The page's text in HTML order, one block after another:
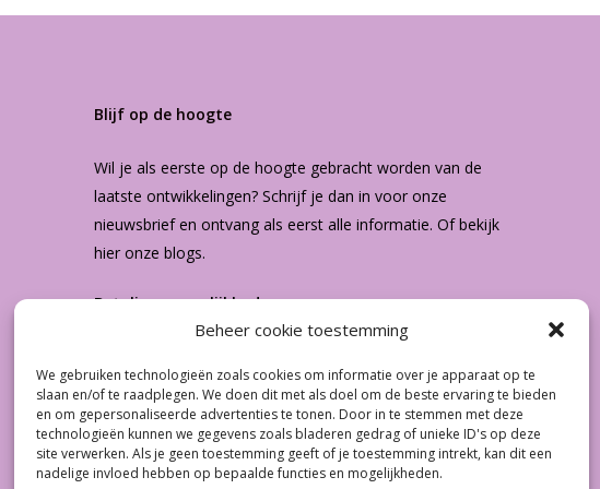
Beheer cookie toestemming
We gebruiken technologieën zoals cookies om informatie over je apparaat op te
slaan en/of te raadplegen. We doen dit met als doel om de beste ervaring te bieden
en om gepersonaliseerde advertenties te tonen. Door in te stemmen met deze
technologieën kunnen we gegevens zoals bladeren gedrag of unieke ID's op deze
site verwerken. Als je geen toestemming geeft of je toestemming intrekt, kan dit een
nadelige invloed hebben op bepaalde functies en mogelijkheden.
Subtotaal: €0.00
Bekijk Winkelwagen Afrekenen
Blijf op de hoogte
Wil je als eerste op de hoogte gebracht worden van de
laatste ontwikkelingen? Schrijf je dan in voor onze
nieuwsbriefen ontvang als eerst alle informatie. Of bekijk
hier onzeblogs.
Betalingsmogelijkheden